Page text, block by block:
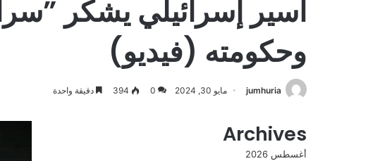
أسير إسرائيلي يشكر
وحكومته (فيديو)
jumhuria مايو 30, 2024 0
394 دقيقة واحدة
Archives
أغسطس 2026